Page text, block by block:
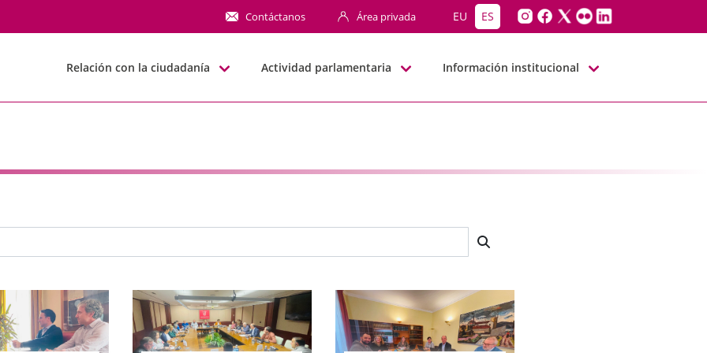
Contáctanos Área privada EU ES
Relación con la ciudadanía Actividad parlamentaria Información institucional
búsqueda